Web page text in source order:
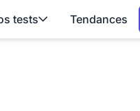
tests Tendances